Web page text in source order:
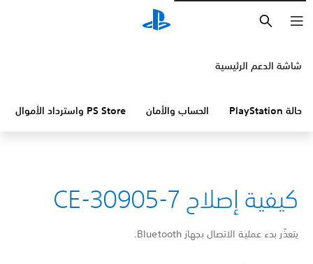
شاشة الدعم الرئيسية
حالة PlayStation الحساب والأمان PS Store واسترداد الأموال
كيفية إصلاح CE-30905-7
يتعذّر بدء عملية الاتصال بجهاز Bluetooth.